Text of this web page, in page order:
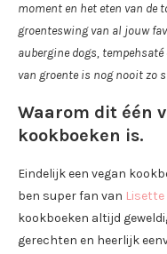
moment en het eten van de
groenteswing van al jouw
aubergine dogs,
van groente is nog nooit zo
Waarom dit één
kookboeken is.
Eindelijk een vegan
ben super fan van
kookboeken altijd
gerechten en heerlijk